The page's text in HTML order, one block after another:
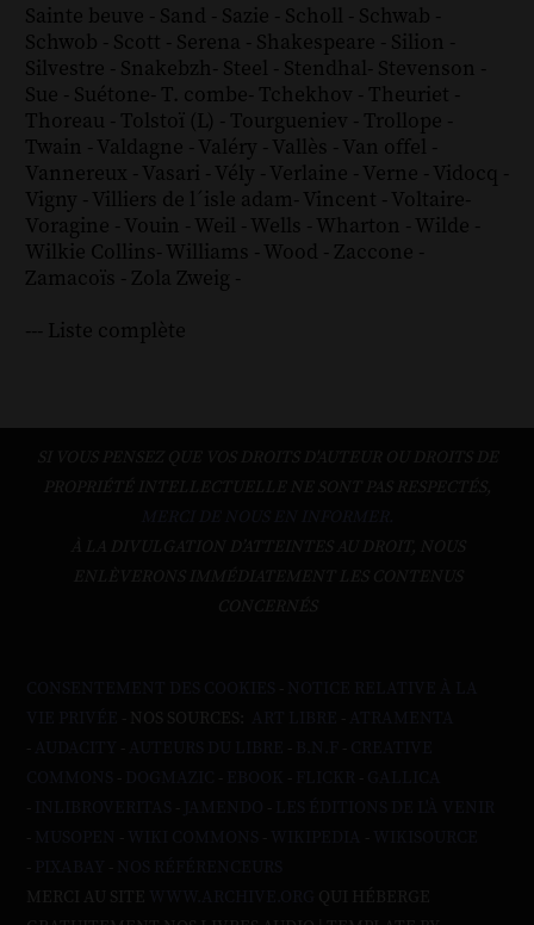
Sainte beuve - Sand - Sazie - Scholl - Schwab -
Schwob - Scott - Serena - Shakespeare - Silion -
Silvestre - Snakebzh- Steel - Stendhal- Stevenson -
Sue - Suétone- T. combe- Tchekhov - Theuriet -
Thoreau - Tolstoï (L) - Tourgueniev - Trollope -
Twain - Valdagne - Valéry - Vallès - Van offel -
Vannereux - Vasari - Vély - Verlaine - Verne - Vidocq -
Vigny - Villiers de l´isle adam- Vincent - Voltaire-
Voragine - Vouin - Weil - Wells - Wharton - Wilde -
Wilkie Collins- Williams - Wood - Zaccone -
Zamacoïs - Zola Zweig -
--- Liste complète